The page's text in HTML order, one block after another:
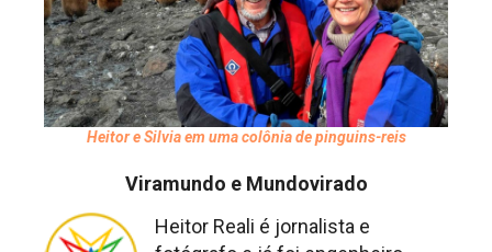
Heitor e Silvia em uma colônia de pinguins-reis
Viramundo e Mundovirado
Heitor Reali é jornalista e